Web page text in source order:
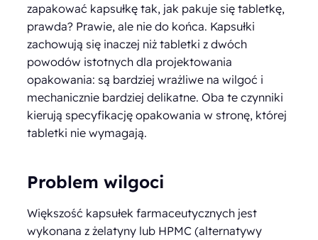
zapakować kapsułkę tak, jak pakuje się tabletkę,
prawda? Prawie, ale nie do końca. Kapsułki
zachowują się inaczej niż tabletki z dwóch
powodów istotnych dla projektowania
opakowania: są bardziej wrażliwe na wilgoć i
mechanicznie bardziej delikatne. Oba te czynniki
kierują specyfikację opakowania w stronę, której
tabletki nie wymagają.
Problem wilgoci
Większość kapsułek farmaceutycznych jest
wykonana z żelatyny lub HPMC (alternatywy